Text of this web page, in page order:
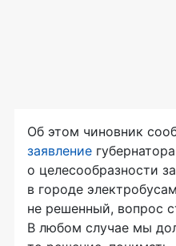
Об этом чиновник
заявление
о целесообразности
в городе
не решенный, вопрос
В любом случае мы